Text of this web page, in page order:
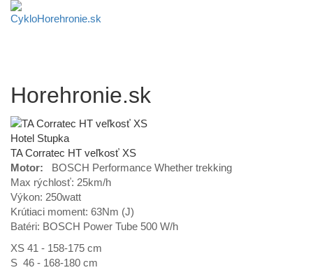
Horehronie.sk
Hotel Stupka
TA Corratec HT veľkosť XS
Motor: BOSCH Performance Whether trekking
Max rýchlosť: 25km/h
Výkon: 250watt
Krútiaci moment: 63Nm (J)
Batéri: BOSCH Power Tube 500 W/h
XS 41 - 158-175 cm
S 46 - 168-180 cm